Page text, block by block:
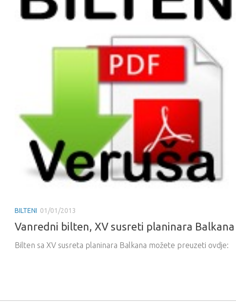
BILTENI 01/01/2013
Vanredni bilten, XV susreti planinara Balkana
Bilten sa XV susreta planinara Balkana možete preuzeti ovdje: